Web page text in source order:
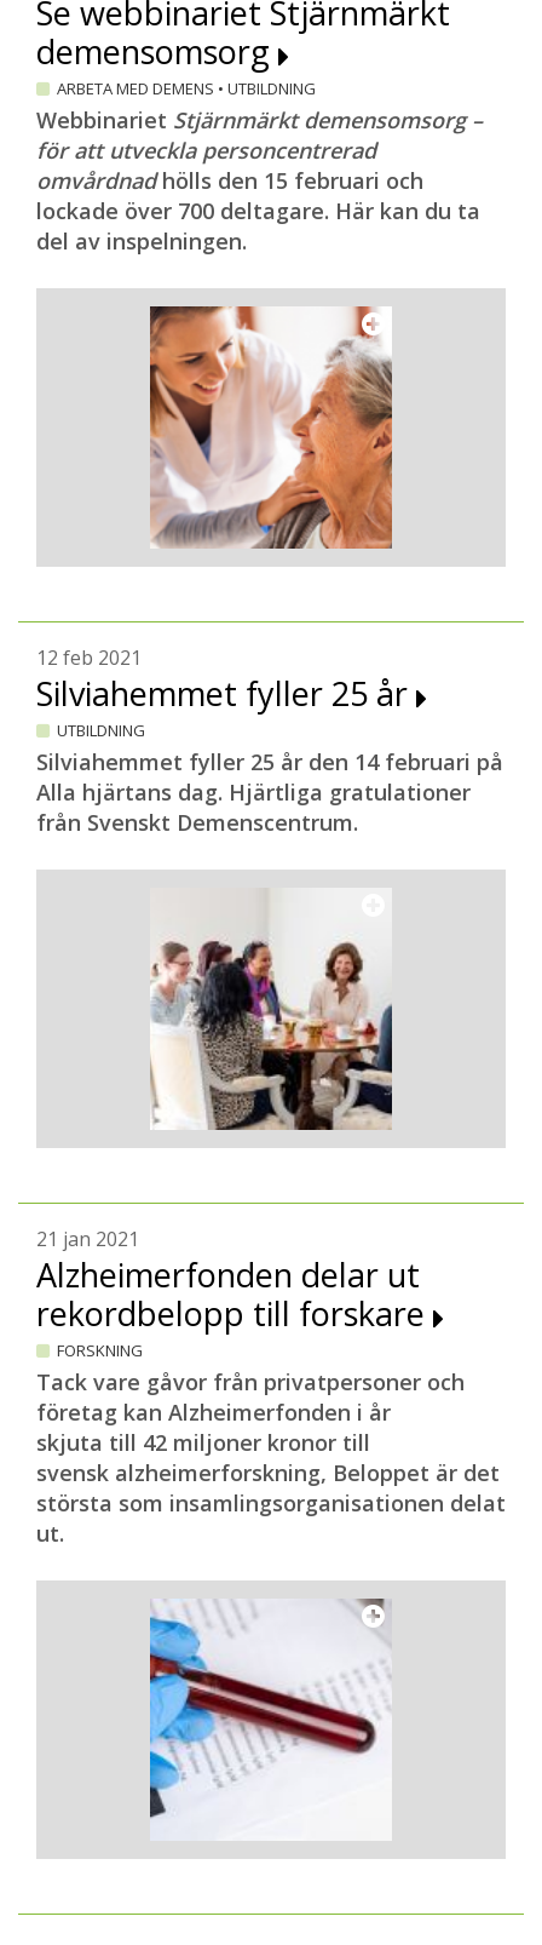
Se webbinariet Stjärnmärkt
demensomsorg
ARBETA MED DEMENS • UTBILDNING
Webbinariet Stjärnmärkt demensomsorg –
för att utveckla personcentrerad
omvårdnadhölls den 15 februari och
lockade över 700 deltagare. Här kan du ta
del av inspelningen.
12 feb 2021
Silviahemmet fyller 25 år
UTBILDNING
Silviahemmet fyller 25 år den 14 februari på
Alla hjärtans dag. Hjärtliga gratulationer
från Svenskt Demenscentrum.
21 jan 2021
Alzheimerfonden delar ut
rekordbelopp till forskare
FORSKNING
Tack vare gåvor från privatpersoner och
företag kan Alzheimerfonden i år
skjuta till 42 miljoner kronor till
svensk alzheimerforskning, Beloppet är det
största som insamlingsorganisationen delat
ut.